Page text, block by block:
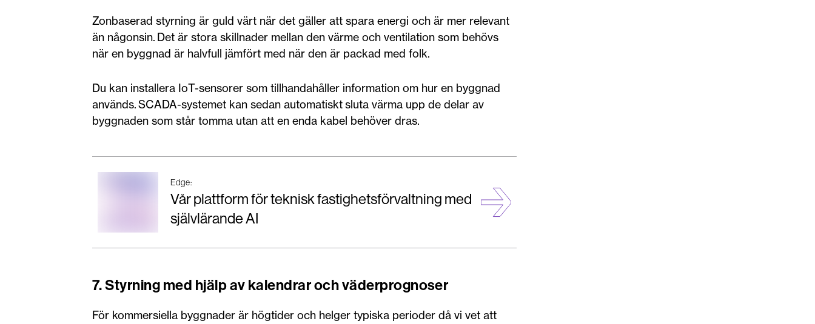
Zonbaserad styrning är guld värt när det gäller att spara energi och är mer relevant
än någonsin. Det är stora skillnader mellan den värme och ventilation som behövs
när en byggnad är halvfull jämfört med när den är packad med folk.
Du kan installera IoT-sensorer som tillhandahåller information om hur en byggnad
används. SCADA-systemet kan sedan automatiskt sluta värma upp de delar av
byggnaden som står tomma utan att en enda kabel behöver dras.
Edge:
Vår plattform för teknisk fastighetsförvaltning med
självlärande AI
7. Styrning med hjälp av kalendrar och väderprognoser
För kommersiella byggnader är högtider och helger typiska perioder då vi vet att